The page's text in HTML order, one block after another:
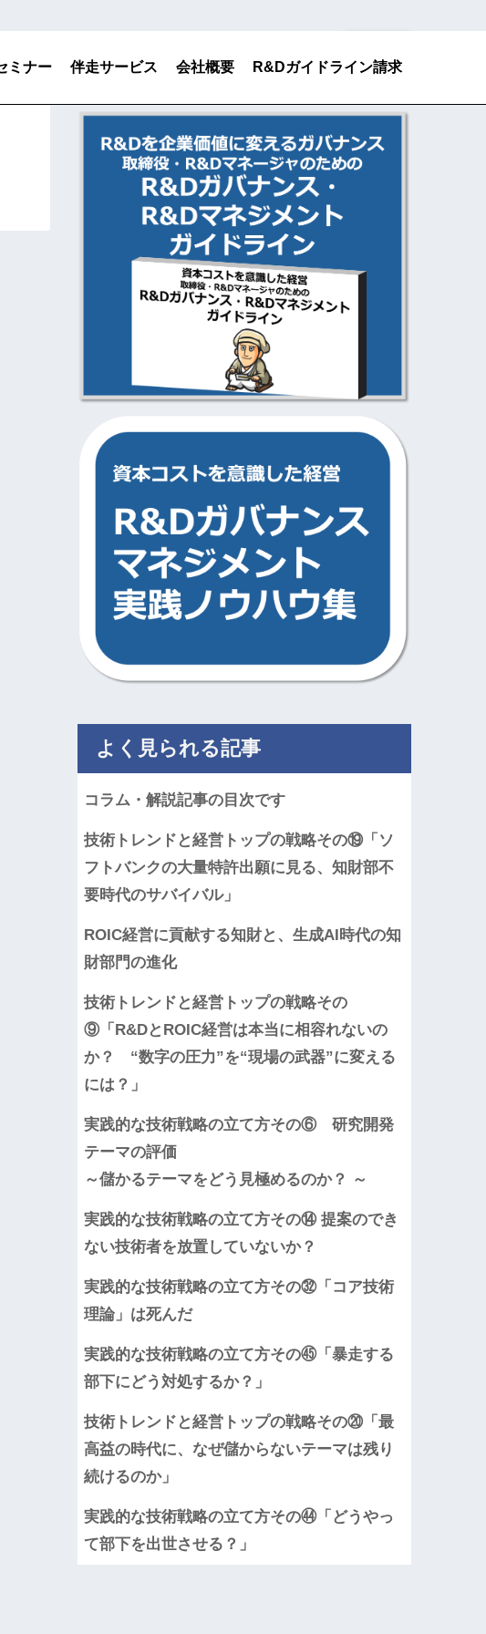
ミナー 伴走サービス 会社概要 R&Dガイドライン請求
よく見られる記事
コラム・解説記事の目次です
技術トレンドと経営トップの戦略その⑲「ソ
フトバンクの大量特許出願に見る、知財部不
要時代のサバイバル」
ROIC経営に貢献する知財と、生成AI時代の知
財部門の進化
技術トレンドと経営トップの戦略その
⑨「R&DとROIC経営は本当に相容れないの
か？ “数字の圧力”を“現場の武器”に変える
には？」
実践的な技術戦略の立て方その⑥ 研究開発
テーマの評価
～儲かるテーマをどう見極めるのか？ ～
実践的な技術戦略の立て方その⑭ 提案のでき
ない技術者を放置していないか？
実践的な技術戦略の立て方その㉜「コア技術
理論」は死んだ
実践的な技術戦略の立て方その㊺「暴走する
部下にどう対処するか？」
技術トレンドと経営トップの戦略その⑳「最
高益の時代に、なぜ儲からないテーマは残り
続けるのか」
実践的な技術戦略の立て方その㊹「どうやっ
て部下を出世させる？」